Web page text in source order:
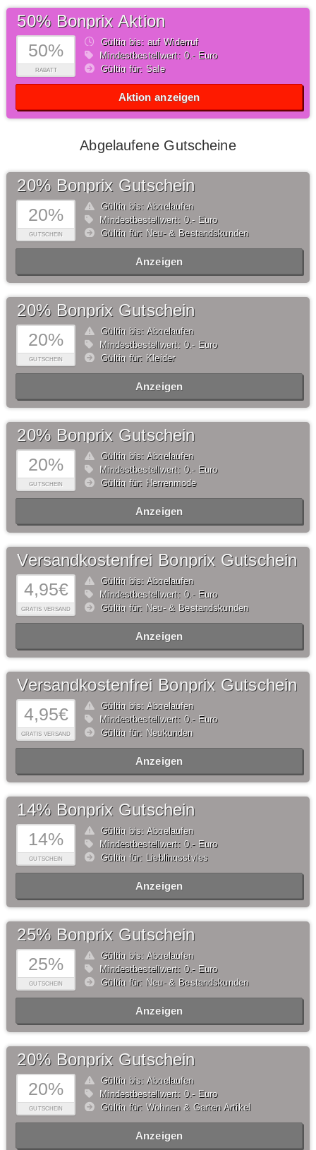
50%
RABATT
50% Bonprix Aktion
Gültig bis: auf Widerruf
Mindestbestellwert: 0,- Euro
Gültig für: Sale
Aktion anzeigen
Abgelaufene Gutscheine
20%
GUTSCHEIN
20% Bonprix Gutschein
Gültig bis: Abgelaufen
Mindestbestellwert: 0,- Euro
Gültig für: Neu- & Bestandskunden
Anzeigen
20%
GUTSCHEIN
20% Bonprix Gutschein
Gültig bis: Abgelaufen
Mindestbestellwert: 0,- Euro
Gültig für: Kleider
Anzeigen
20%
GUTSCHEIN
20% Bonprix Gutschein
Gültig bis: Abgelaufen
Mindestbestellwert: 0,- Euro
Gültig für: Herrenmode
Anzeigen
4,95€
GRATIS VERSAND
Versandkostenfrei Bonprix Gutschein
Gültig bis: Abgelaufen
Mindestbestellwert: 0,- Euro
Gültig für: Neu- & Bestandskunden
Anzeigen
4,95€
GRATIS VERSAND
Versandkostenfrei Bonprix Gutschein
Gültig bis: Abgelaufen
Mindestbestellwert: 0,- Euro
Gültig für: Neukunden
Anzeigen
14%
GUTSCHEIN
14% Bonprix Gutschein
Gültig bis: Abgelaufen
Mindestbestellwert: 0,- Euro
Gültig für: Lieblingsstyles
Anzeigen
25%
GUTSCHEIN
25% Bonprix Gutschein
Gültig bis: Abgelaufen
Mindestbestellwert: 0,- Euro
Gültig für: Neu- & Bestandskunden
Anzeigen
20%
GUTSCHEIN
20% Bonprix Gutschein
Gültig bis: Abgelaufen
Mindestbestellwert: 0,- Euro
Gültig für: Wohnen & Garten Artikel
Anzeigen